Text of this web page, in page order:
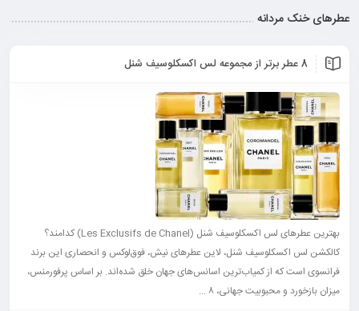
عطرهای خنک مردانه
8 عطر برتر از مجموعه لس اکسکلوسیف شنل
بهترین عطرهای لس اکسکلوسیف شنل (Les Exclusifs de Chanel) کدامند؟
کالکشن لس اکسکلوسیف شنل، لاین عطرهای نیش، فوق‌لوکس و انحصاری این برند
فرانسوی است که از کمیاب‌ترین اسانس‌های جهان خلق شده‌اند. بر اساس پرفورمنس،
میزان بازخورد و محبوبیت جهانی، ۸ ...